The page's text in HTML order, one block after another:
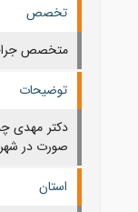
تخصص
متخصص
توضیحات
دکتر مهدی
صورت در
استان